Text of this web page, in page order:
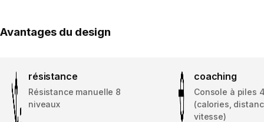
Avantages du design
résistance
Résistance manuelle 8
niveaux
coaching
Console à piles
(calories,
vitesse)